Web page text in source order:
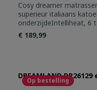
Cosy dreamer
superieur italiaans
onderzijdeIntelliheat, 6
heat up
wasmachine en
€ 189,99
Op bestelling
DREAMLAND